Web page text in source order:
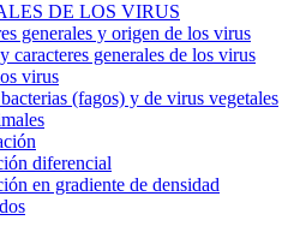
DE LOS VIRUS
generales y origen de los virus
caracteres generales de los virus
virus
(fagos) y de virus vegetales
diferencial
en gradiente de densidad